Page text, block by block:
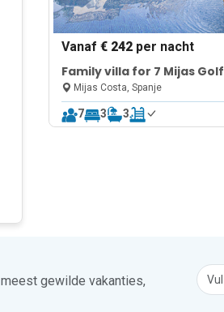
Vanaf€ 242 per nacht
Family villa for 7 Mijas Golf
with pool
Mijas Costa, Spanje
7 3 3
gewilde vakanties,